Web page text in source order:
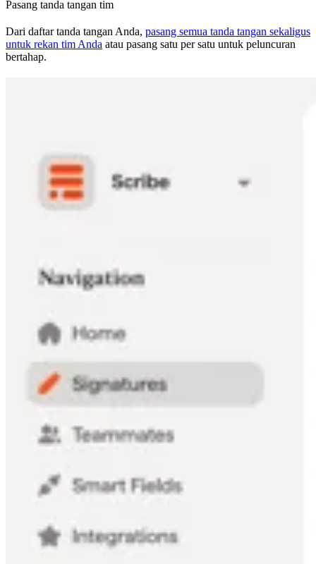
Pasang tanda tangan tim
Dari daftar tanda tangan Anda, pasang semua tanda tangan sekaligus
untuk rekan tim Anda atau pasang satu per satu untuk peluncuran
bertahap.